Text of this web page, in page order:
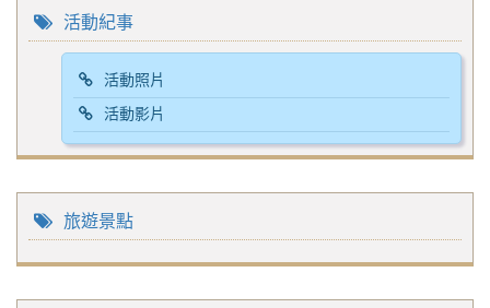
活動紀事
活動照片
活動影片
旅遊景點